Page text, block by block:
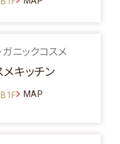
ニックコスメ
メキッチン
MAP